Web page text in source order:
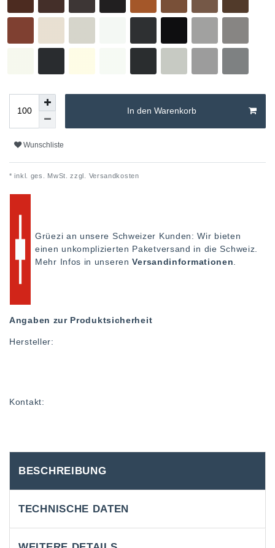
In den Warenkorb
Wunschliste
* inkl. ges. MwSt. zzgl. Versandkosten
Grüezi an unsere Schweizer Kunden: Wir bieten
einen unkomplizierten Paketversand in die Schweiz.
Mehr Infos in unserenVersandinformationen
Angaben zur Produktsicherheit
Hersteller:
Kontakt:
BESCHREIBUNG
TECHNISCHE DATEN